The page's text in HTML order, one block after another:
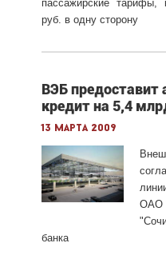
пассажирские тарифы,
руб. в одну сторону
ВЭБ предоставит
кредит на 5,4
13 марта 2009
ОАО
банка